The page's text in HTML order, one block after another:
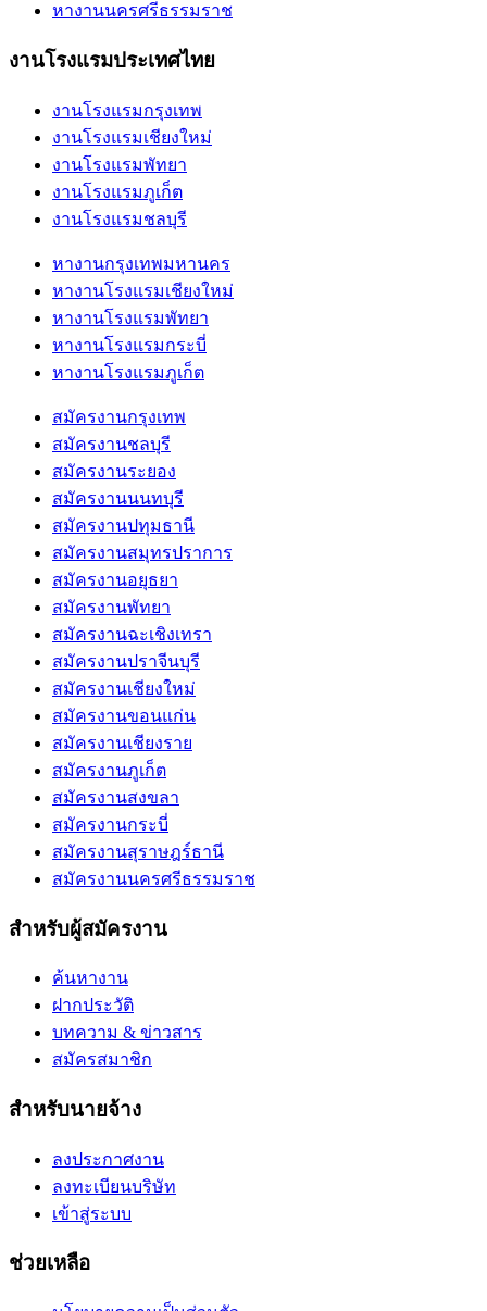
หางานนครศรีธรรมราช
งานโรงแรมประเทศไทย
งานโรงแรมกรุงเทพ
งานโรงแรมเชียงใหม่
งานโรงแรมพัทยา
งานโรงแรมภูเก็ต
งานโรงแรมชลบุรี
หางานกรุงเทพมหานคร
หางานโรงแรมเชียงใหม่
หางานโรงแรมพัทยา
หางานโรงแรมกระบี่
หางานโรงแรมภูเก็ต
สมัครงานกรุงเทพ
สมัครงานชลบุรี
สมัครงานระยอง
สมัครงานนนทบุรี
สมัครงานปทุมธานี
สมัครงานสมุทรปราการ
สมัครงานอยุธยา
สมัครงานพัทยา
สมัครงานฉะเชิงเทรา
สมัครงานปราจีนบุรี
สมัครงานเชียงใหม่
สมัครงานขอนแก่น
สมัครงานเชียงราย
สมัครงานภูเก็ต
สมัครงานสงขลา
สมัครงานกระบี่
สมัครงานสุราษฎร์ธานี
สมัครงานนครศรีธรรมราช
สำหรับผู้สมัครงาน
ค้นหางาน
ฝากประวัติ
บทความ & ข่าวสาร
สมัครสมาชิก
สำหรับนายจ้าง
ลงประกาศงาน
ลงทะเบียนบริษัท
เข้าสู่ระบบ
ช่วยเหลือ